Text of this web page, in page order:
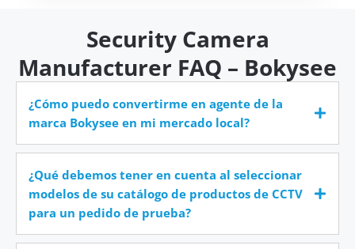
Security Camera
Manufacturer FAQ – Bokysee
¿Cómo puedo convertirme en agente de la
marca Bokysee en mi mercado local?
¿Qué debemos tener en cuenta al seleccionar
modelos de su catálogo de productos de CCTV
para un pedido de prueba?